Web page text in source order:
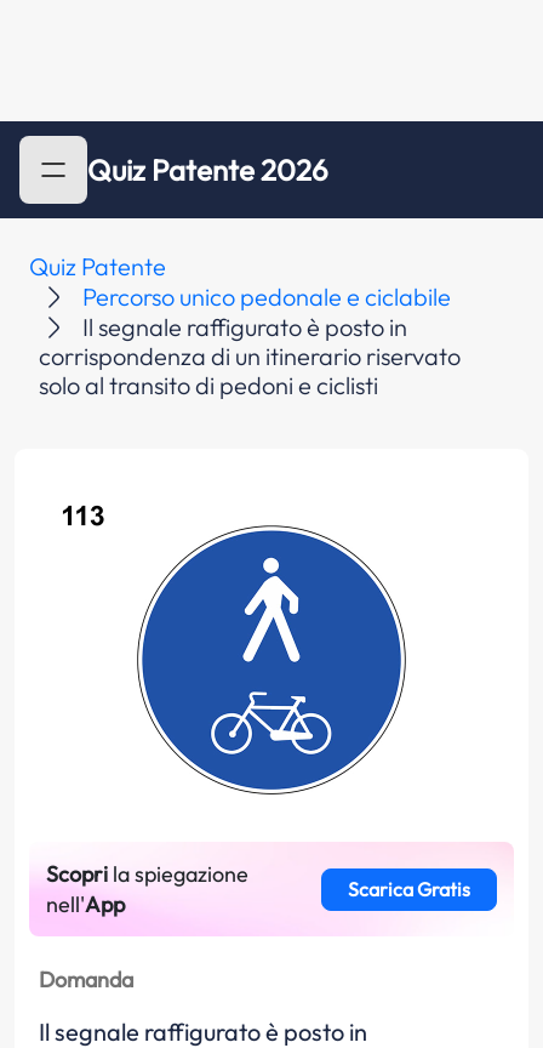
Quiz Patente 2026
Quiz Patente
Percorso unico pedonale e ciclabile
Il segnale raffigurato è posto in
corrispondenza di un itinerario riservato
solo al transito di pedoni e ciclisti
Scopri la spiegazione
nell'App
Scarica Gratis
Domanda
Il segnale raffigurato è posto in